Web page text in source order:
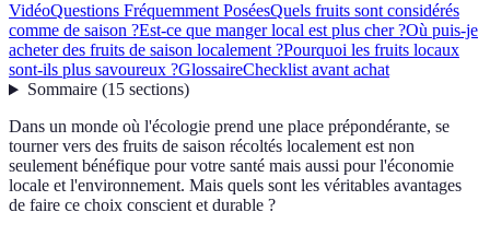
VidéoQuestions Fréquemment PoséesQuels fruits sont considérés
comme de saison ?Est-ce que manger local est plus cher ?Où puis-je
acheter des fruits de saison localement ?Pourquoi les fruits locaux
sont-ils plus savoureux ?GlossaireChecklist avant achat
Sommaire(15 sections)
Dans un monde où l'écologie prend une place prépondérante, se
tourner vers des fruits de saison récoltés localement est non
seulement bénéfique pour votre santé mais aussi pour l'économie
locale et l'environnement. Mais quels sont les véritables avantages
de faire ce choix conscient et durable ?